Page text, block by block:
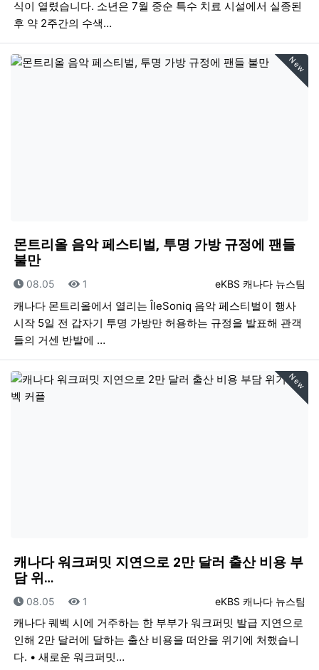
식이 열렸습니다. 소년은 7월 중순 특수 치료 시설에서 실종된
후 약 2주간의 수색…
New
몬트리올 음악 페스티벌, 투명 가방 규정에 팬들
불만
등록자
eKBS 캐나다 뉴스팀
등록일
08.05 조회
1
캐나다 몬트리올에서 열리는 ÎleSoniq 음악 페스티벌이 행사
시작 5일 전 갑자기 투명 가방만 허용하는 규정을 발표해 관객
들의 거센 반발에 …
New
캐나다 워크퍼밋 지연으로 2만 달러 출산 비용 부
담 위…
등록자
eKBS 캐나다 뉴스팀
등록일
08.05 조회
1
캐나다 퀘벡 시에 거주하는 한 부부가 워크퍼밋 발급 지연으로
인해 2만 달러에 달하는 출산 비용을 떠안을 위기에 처했습니
다. • 새로운 워크퍼밋…